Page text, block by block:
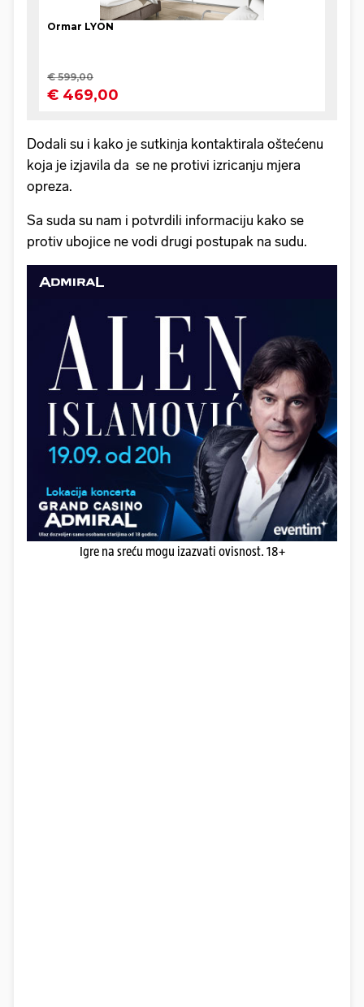
Dodali su i kako je sutkinja kontaktirala oštećenu
koja je izjavila da se ne protivi izricanju mjera
opreza.
Sa suda su nam i potvrdili informaciju kako se
protiv ubojice ne vodi drugi postupak na sudu.
Igre na sreću mogu izazvati ovisnost. 18+